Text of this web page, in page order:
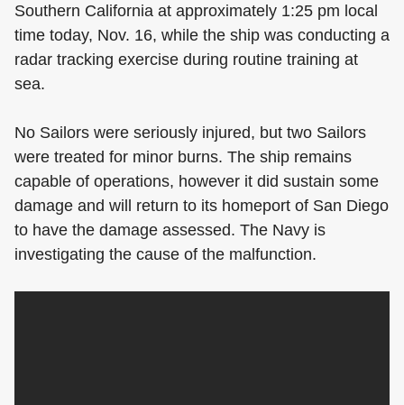
Southern California at approximately 1:25 pm local
time today, Nov. 16, while the ship was conducting a
radar tracking exercise during routine training at
sea.
No Sailors were seriously injured, but two Sailors
were treated for minor burns. The ship remains
capable of operations, however it did sustain some
damage and will return to its homeport of San Diego
to have the damage assessed. The Navy is
investigating the cause of the malfunction.